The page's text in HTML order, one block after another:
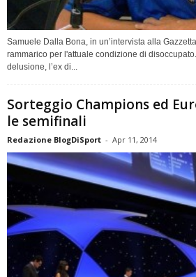
Samuele Dalla Bona, in un’intervista alla
rammarico per l'attuale condizione di
delusione, l’ex di...
Sorteggio Champions ed
le semifinali
Redazione BlogDiSport - Apr 11, 2014